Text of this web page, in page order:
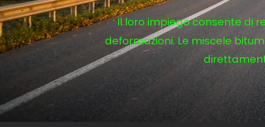
Il loro impiego consente di
deformazioni. Le miscele